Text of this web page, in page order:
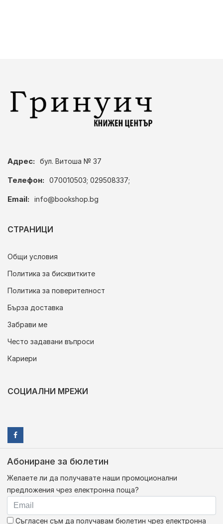
Адрес: бул. Витоша № 37
Телефон: 070010503; 029508337;
Email: info@bookshop.bg
СТРАНИЦИ
Общи условия
Политика за бисквитките
Политика за поверителност
Бърза доставка
Забрави ме
Често задавани въпроси
Кариери
СОЦИАЛНИ МРЕЖИ
Абониране за бюлетин
Желаете ли да получавате наши промоционални
предложения чрез електронна поща?
Съгласен съм да получавам бюлетин чрез електронна